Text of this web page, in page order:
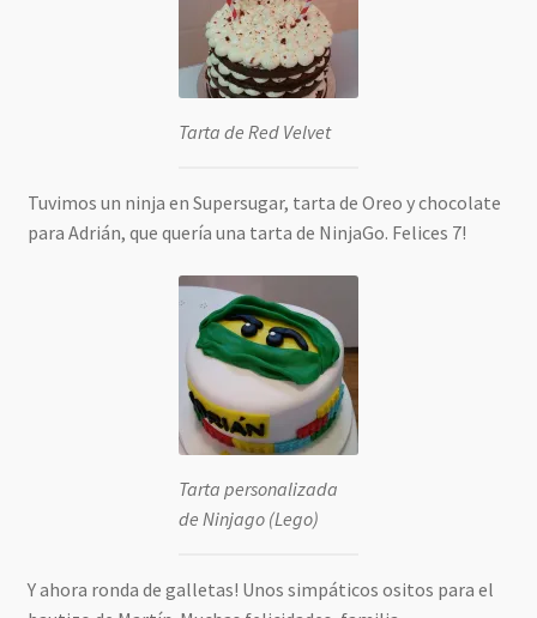
Tarta de Red Velvet
Tuvimos un ninja en Supersugar, tarta de Oreo y chocolate
para Adrián, que quería una tarta de NinjaGo. Felices 7!
Tarta personalizada
de Ninjago (Lego)
Y ahora ronda de galletas! Unos simpáticos ositos para el